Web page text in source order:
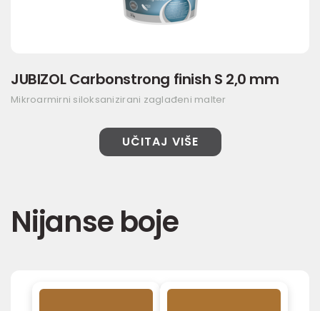
JUBIZOL Carbonstrong finish S 2,0 mm
Mikroarmirni siloksanizirani zaglađeni malter
UČITAJ VIŠE
Nijanse boje